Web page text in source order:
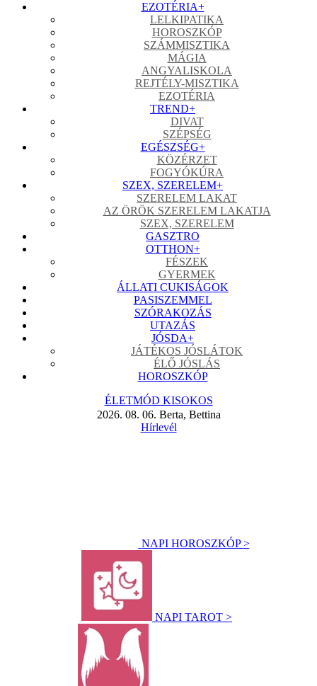
EZOTÉRIA+
LELKIPATIKA
HOROSZKÓP
SZÁMMISZTIKA
MÁGIA
ANGYALISKOLA
REJTÉLY-MISZTIKA
EZOTÉRIA
TREND+
DIVAT
SZÉPSÉG
EGÉSZSÉG+
KÖZÉRZET
FOGYÓKÚRA
SZEX, SZERELEM+
SZERELEM LAKAT
AZ ÖRÖK SZERELEM LAKATJA
SZEX, SZERELEM
GASZTRO
OTTHON+
FÉSZEK
GYERMEK
ÁLLATI CUKISÁGOK
PASISZEMMEL
SZÓRAKOZÁS
UTAZÁS
JÓSDA+
JÁTÉKOS JÓSLÁTOK
ÉLŐ JÓSLÁS
HOROSZKÓP
ÉLETMÓD KISOKOS
2026. 08. 06. Berta, Bettina
Hírlevél
NAPI HOROSZKÓP >
NAPI TAROT >